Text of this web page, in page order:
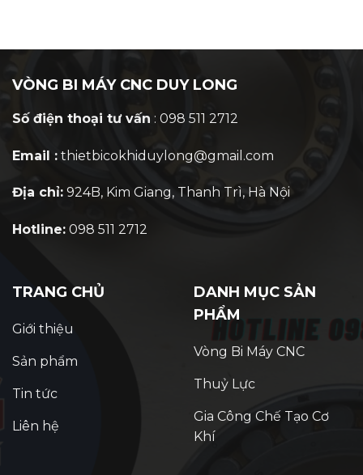
VÒNG BI MÁY CNC DUY LONG
Số điện thoại tư vấn : 098 511 2712
Email : thietbicokhiduylong@gmail.com
Địa chỉ: 924B, Kim Giang, Thanh Trì, Hà Nội
Hotline: 098 511 2712
TRANG CHỦ
Giới thiệu
Sản phẩm
Tin tức
Liên hệ
DANH MỤC SẢN
PHẨM
Vòng Bi Máy CNC
Thuỷ Lực
Gia Công Chế Tạo Cơ
Khí